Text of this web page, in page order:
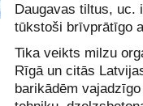
Daugavas tiltus, uc.
tūkstoši brīvprātīgo
Tika veikts milzu
Rīgā un citās
barikādēm